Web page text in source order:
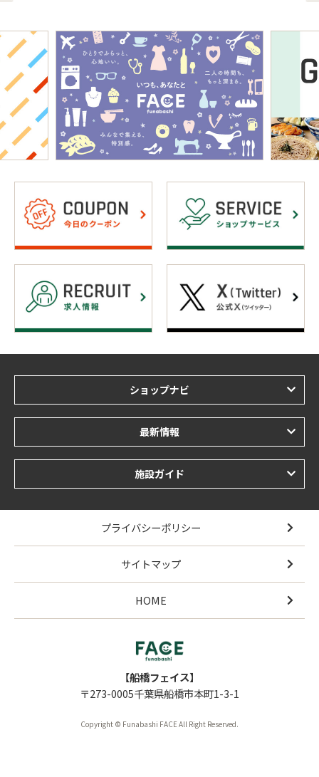
ショップナビ
最新情報
施設ガイド
プライバシーポリシー
サイトマップ
HOME
【船橋フェイス】
〒273-0005千葉県船橋市本町1-3-1
Copyright © Funabashi FACE All Right Reserved.